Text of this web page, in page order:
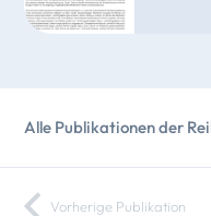
Alle Publikationen der
Vorherige Publikation